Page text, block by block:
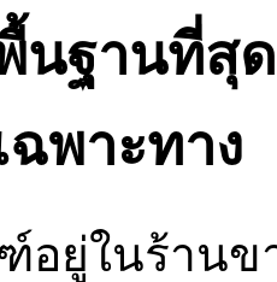
ฐานที่สุด
พาะทาง
ยู่ในร้านข